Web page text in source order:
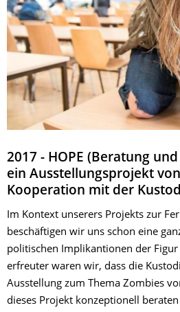
2017 - HOPE (Beratung
ein Ausstellungsprojekt
Kooperation mit der
Im Kontext unserers Projekts zur
beschäftigen wir uns schon eine
politischen Implikantionen der Figur
erfreuter waren wir, dass die
Ausstellung zum Thema Zombies
dieses Projekt konzeptionell